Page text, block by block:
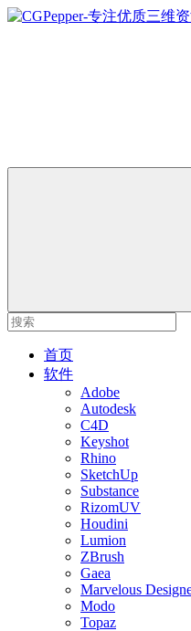
首页
软件
Adobe
Autodesk
C4D
Keyshot
Rhino
SketchUp
Substance
RizomUV
Houdini
Lumion
ZBrush
Gaea
Marvelous
Modo
Topaz